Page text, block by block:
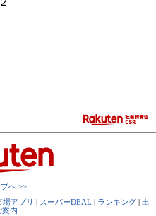
へ >>
場アプリ | スーパーDEAL | ランキング | 出
案内